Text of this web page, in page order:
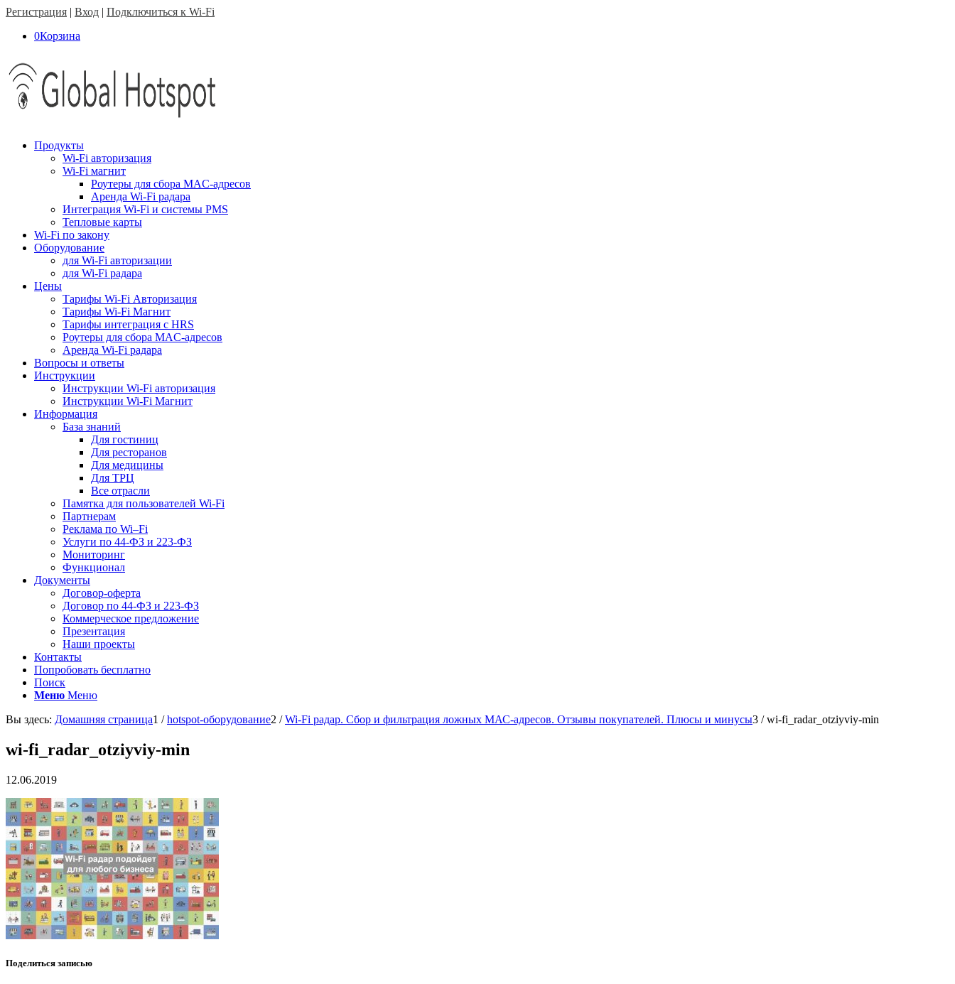
Регистрация | Вход | Подключиться к Wi-Fi
0Корзина
Продукты
Wi-Fi авторизация
Wi-Fi магнит
Роутеры для сбора MAC-адресов
Аренда Wi-Fi радара
Интеграция Wi-Fi и системы PMS
Тепловые карты
Wi-Fi по закону
Оборудование
для Wi-Fi авторизации
для Wi-Fi радара
Цены
Тарифы Wi-Fi Авторизация
Тарифы Wi-Fi Магнит
Тарифы интеграция с HRS
Роутеры для сбора MAC-адресов
Аренда Wi-Fi радара
Вопросы и ответы
Инструкции
Инструкции Wi-Fi авторизация
Инструкции Wi-Fi Магнит
Информация
База знаний
Для гостиниц
Для ресторанов
Для медицины
Для ТРЦ
Все отрасли
Памятка для пользователей Wi-Fi
Партнерам
Реклама по Wi–Fi
Услуги по 44-ФЗ и 223-ФЗ
Мониторинг
Функционал
Документы
Договор-оферта
Договор по 44-ФЗ и 223-ФЗ
Коммерческое предложение
Презентация
Наши проекты
Контакты
Попробовать бесплатно
Поиск
Меню Меню
Вы здесь: Домашняя страница1 / hotspot-оборудование2 / Wi-Fi радар. Сбор и фильтрация ложных МАС-адресов. Отзывы покупателей. Плюсы и минусы3 / wi-fi_radar_otziyviy-min
wi-fi_radar_otziyviy-min
12.06.2019
Поделиться записью